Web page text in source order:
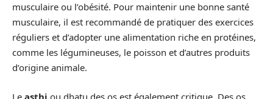
musculaire ou l’obésité. Pour maintenir une bonne santé
musculaire, il est recommandé de pratiquer des exercices
réguliers et d’adopter une alimentation riche en protéines,
comme les légumineuses, le poisson et d’autres produits
d’origine animale.
Le asthi ou dhatu des os est également critique. Des os